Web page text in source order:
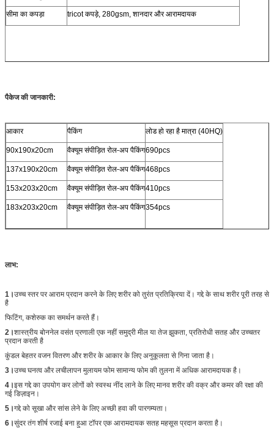
सीमा का कपड़ा tricot कपड़े, 280gsm, शानदार और आरामदायक
पैकेज की जानकारी:
आकार पैकिंग लोड हो रहा है मात्रा (40HQ)
90x190x20cm वैक्यूम संपीड़ित रोल-अप पैकिंग690pcs
137x190x20cm वैक्यूम संपीड़ित रोल-अप पैकिंग468pcs
153x203x20cm वैक्यूम संपीड़ित रोल-अप पैकिंग410pcs
183x203x20cm वैक्यूम संपीड़ित रोल-अप पैकिंग354pcs
लाभ:
1।उच्च स्तर पर आराम प्रदान करने के लिए शरीर को तुरंत प्रतिक्रिया दें। गद्दे के साथ शरीर पूरी तरह से
है
फिटिंग, कशेरुक का समर्थन करते हैं।
2।शास्त्रीय बोननेल वसंत प्रणाली एक नहीं समुद्री मील या तेज झुकता, प्रतिरोधी सतह और उच्चतर
प्रदान करती है
कुंडल बेहतर वजन वितरण और शरीर के आकार के लिए अनुकूलता से गिना जाता है।
3।उच्च घनत्व और लचीलापन मुलायम फोम सामान्य फोम की तुलना में अधिक आरामदायक है।
4।इस गद्दे का उपयोग कर लोगों को स्वस्थ नींद लाने के लिए मानव शरीर की वक्र और कमर की रक्षा की
गई डिज़ाइन।
5।गद्दे को सूखा और सांस लेने के लिए अच्छी हवा की पारगम्यता।
6।सुंदर तंग शीर्ष रजाई बना हुआ टॉपर एक आरामदायक सतह महसूस प्रदान करता है।